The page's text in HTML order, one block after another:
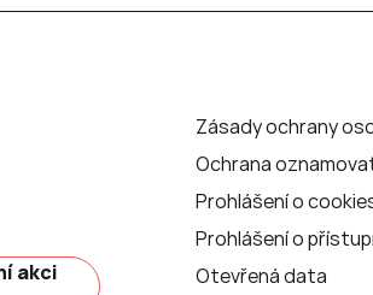
akci
Zásady ochrany
Ochrana
Prohlášení o
Prohlášení o
Otevřená data